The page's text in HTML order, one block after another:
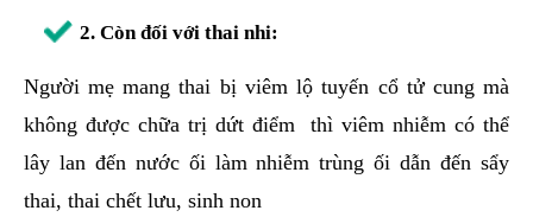
2. Còn đối với thai nhi:
Người mẹ mang thai bị viêm lộ tuyến cổ tử cung mà
không được chữa trị dứt điểm thì viêm nhiễm có thể
lây lan đến nước ối làm nhiễm trùng ối dẫn đến sẩy
thai, thai chết lưu, sinh non